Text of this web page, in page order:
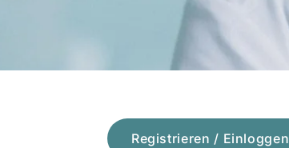
Registrieren / Einloggen